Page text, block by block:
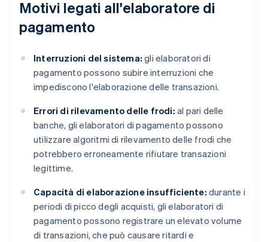
Motivi legati all'elaboratore di
pagamento
Interruzioni del sistema: gli elaboratori di
pagamento possono subire interruzioni che
impediscono l'elaborazione delle transazioni.
Errori di rilevamento delle frodi: al pari delle
banche, gli elaboratori di pagamento possono
utilizzare algoritmi di rilevamento delle frodi che
potrebbero erroneamente rifiutare transazioni
legittime.
Capacità di elaborazione insufficiente: durante i
periodi di picco degli acquisti, gli elaboratori di
pagamento possono registrare un elevato volume
di transazioni, che può causare ritardi e